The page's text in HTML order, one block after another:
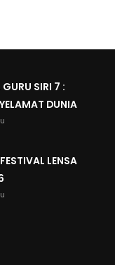
SIRI 7 :
DUNIA
LENSA